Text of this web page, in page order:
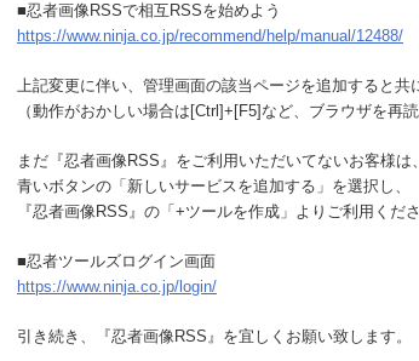
■忍者画像RSSで相互RSSを始めよう
https://www.ninja.co.jp/recommend/help/manual/12488/
上記変更に伴い、管理画面の該当ページを追加すると共
（動作がおかしい場合は[Ctrl]+[F5]など、ブラウザを再
まだ『忍者画像RSS』をご利用いただいてないお客様は
青いボタンの「新しいサービスを追加する」を選択し、
『忍者画像RSS』の「+ツールを作成」よりご利用くださ
■忍者ツールズログイン画面
https://www.ninja.co.jp/login/
引き続き、『忍者画像RSS』を宜しくお願い致します。